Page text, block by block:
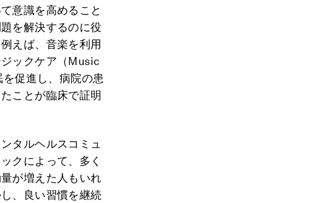
意識を高めること
を解決するのに役
えば、音楽を利用
ックケア（Music
促進し、病院の患
ことが臨床で証明
タルヘルスコミュ
クによって、多く
が増えた人もいれ
、良い習慣を継続